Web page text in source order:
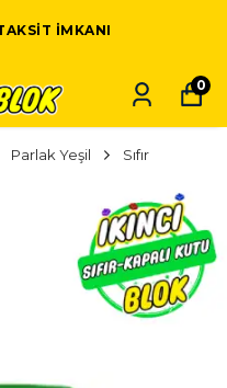
IMKANI
0
Parlak Yeşil Sıfır